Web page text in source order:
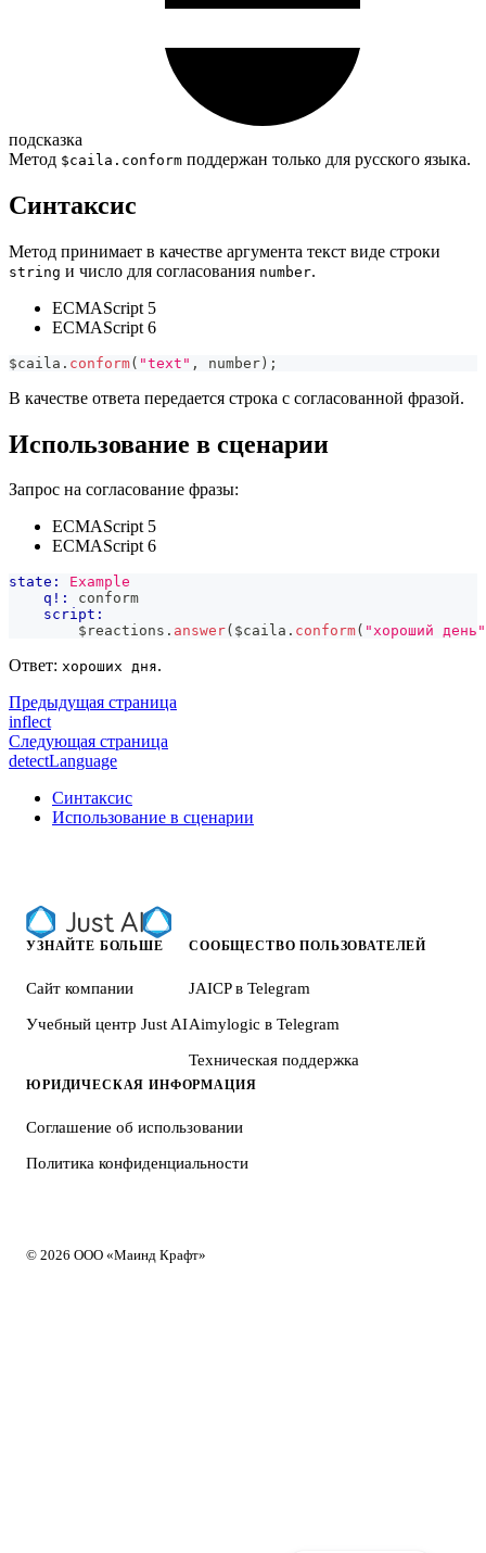
подсказка
Метод $caila.conform поддержан только для русского языка.
Синтаксис
Метод принимает в качестве аргумента текст виде строки
string и число для согласования number.
ECMAScript 5
ECMAScript 6
$caila . conform( "text" , number) ;
В качестве ответа передается строка с согласованной фразой.
Использование в сценарии
Запрос на согласование фразы:
ECMAScript 5
ECMAScript 6
state:
Example
q!:
conform
script:
        $reactions
. answer( $caila . conform( "хороший день"
Ответ: хороших дня.
Предыдущая страница
inflect
Следующая страница
detectLanguage
Синтаксис
Использование в сценарии
УЗНАЙТЕ БОЛЬШЕ
Сайт компании
Учебный центр Just AI
СООБЩЕСТВО ПОЛЬЗОВАТЕЛЕЙ
JAICP в Telegram
Aimylogic в Telegram
Техническая поддержка
ЮРИДИЧЕСКАЯ ИНФОРМАЦИЯ
Соглашение об использовании
Политика конфиденциальности
© 2026 ООО «Маинд Крафт»